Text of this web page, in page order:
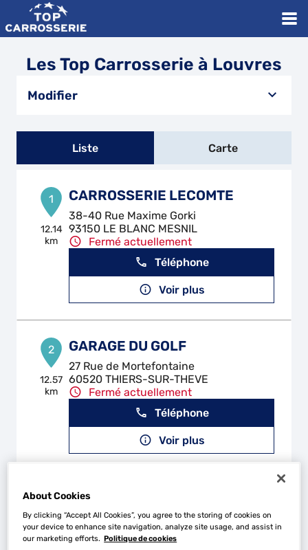
Les Top Carrosserie à Louvres
Modifier
Liste Carte
1
12.14
km
CARROSSERIE LECOMTE
38-40 Rue Maxime Gorki
93150 LE BLANC MESNIL
Fermé actuellement
Téléphone
Voir plus
2
12.57
km
GARAGE DU GOLF
27 Rue de Mortefontaine
60520 THIERS-SUR-THEVE
Fermé actuellement
Téléphone
Voir plus
3
13.81
km
RS AUTO HYBRIDE
21 Rue Marc Sangnier
93190 LIVRY-GARGAN
Fermé actuellement
About Cookies
By clicking “Accept All Cookies”, you agree to the storing of cookies on
your device to enhance site navigation, analyze site usage, and assist in
our marketing efforts. Politique de cookies